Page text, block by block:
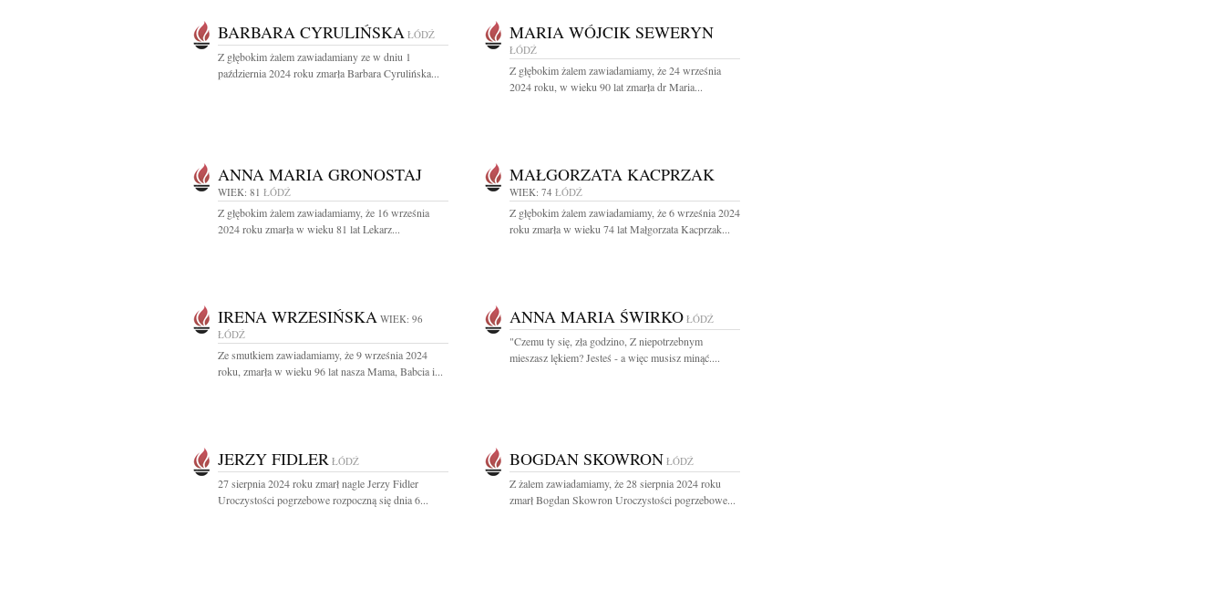
BARBARA CYRULIŃSKA ŁÓDŹ
Z głębokim żalem zawiadamiany ze w dniu 1
październia 2024 roku zmarła Barbara Cyrulińska...
MARIA WÓJCIK SEWERYN
ŁÓDŹ
Z głębokim żalem zawiadamiamy, że 24 września
2024 roku, w wieku 90 lat zmarła dr Maria...
ANNA MARIA GRONOSTAJ
WIEK: 81 ŁÓDŹ
Z głębokim żalem zawiadamiamy, że 16 września
2024 roku zmarła w wieku 81 lat Lekarz...
MAŁGORZATA KACPRZAK
WIEK: 74 ŁÓDŹ
Z głębokim żalem zawiadamiamy, że 6 września 2024
roku zmarła w wieku 74 lat Małgorzata Kacprzak...
IRENA WRZESIŃSKA WIEK: 96
ŁÓDŹ
Ze smutkiem zawiadamiamy, że 9 września 2024
roku, zmarła w wieku 96 lat nasza Mama, Babcia i...
ANNA MARIA ŚWIRKO ŁÓDŹ
"Czemu ty się, zła godzino, Z niepotrzebnym
mieszasz lękiem? Jesteś - a więc musisz minąć....
JERZY FIDLER ŁÓDŹ
27 sierpnia 2024 roku zmarł nagle Jerzy Fidler
Uroczystości pogrzebowe rozpoczną się dnia 6...
BOGDAN SKOWRON ŁÓDŹ
Z żalem zawiadamiamy, że 28 sierpnia 2024 roku
zmarł Bogdan Skowron Uroczystości pogrzebowe...